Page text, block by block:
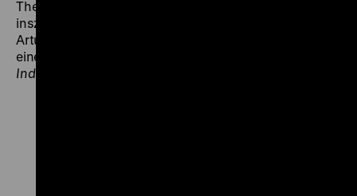
Thea von Harbou. Lang hätte den Film gerne selbst
inszeniert. Als er 1958 nach Berlin zurückkehrte, um für
Artur Brauners CCC Remakes zu drehen, realisierte er
eine – ebenfalls zweiteilige – Farbversion des
Indischen Grabmals